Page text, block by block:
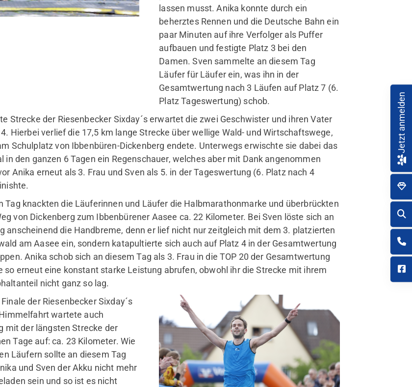
lassen musst. Anika konnte durch ein
beherztes Rennen und die Deutsche Bahn ein
paar Minuten auf ihre Verfolger als Puffer
aufbauen und festigte Platz 3 bei den
Damen. Sven sammelte an diesem Tag
Läufer für Läufer ein, was ihn in der
Gesamtwertung nach 3 Läufen auf Platz 7 (6.
Platz Tageswertung) schob.
Strecke der Riesenbecker Sixday´s erwartet die zwei Geschwister und ihren Vater
4. Hierbei verlief die 17,5 km lange Strecke über wellige Wald- und Wirtschaftswege,
Schulplatz von Ibbenbüren-Dickenberg endete. Unterwegs erwischte sie dabei das
in den ganzen 6 Tagen ein Regenschauer, welches aber mit Dank angenommen
Anika erneut als 3. Frau und Sven als 5. in der Tageswertung (6. Platz nach 4
Tag knackten die Läuferinnen und Läufer die Halbmarathonmarke und überbrückten
von Dickenberg zum Ibbenbürener Aasee ca. 22 Kilometer. Bei Sven löste sich an
anscheinend die Handbreme, denn er lief nicht nur zeitgleich mit dem 3. platzierten
am Aasee ein, sondern katapultierte sich auch auf Platz 4 in der Gesamtwertung
Anika schob sich an diesem Tag als 3. Frau in die TOP 20 der Gesamtwertung
so erneut eine konstant starke Leistung abrufen, obwohl ihr die Strecke mit ihrem
nicht ganz so lag.
der Riesenbecker Sixday´s
wartete auch
mit der längsten Strecke der
Tage auf: ca. 23 Kilometer. Wie
Läufern sollte an diesem Tag
und Sven der Akku nicht mehr
sein und so ist es nicht
Jetzt anmelden